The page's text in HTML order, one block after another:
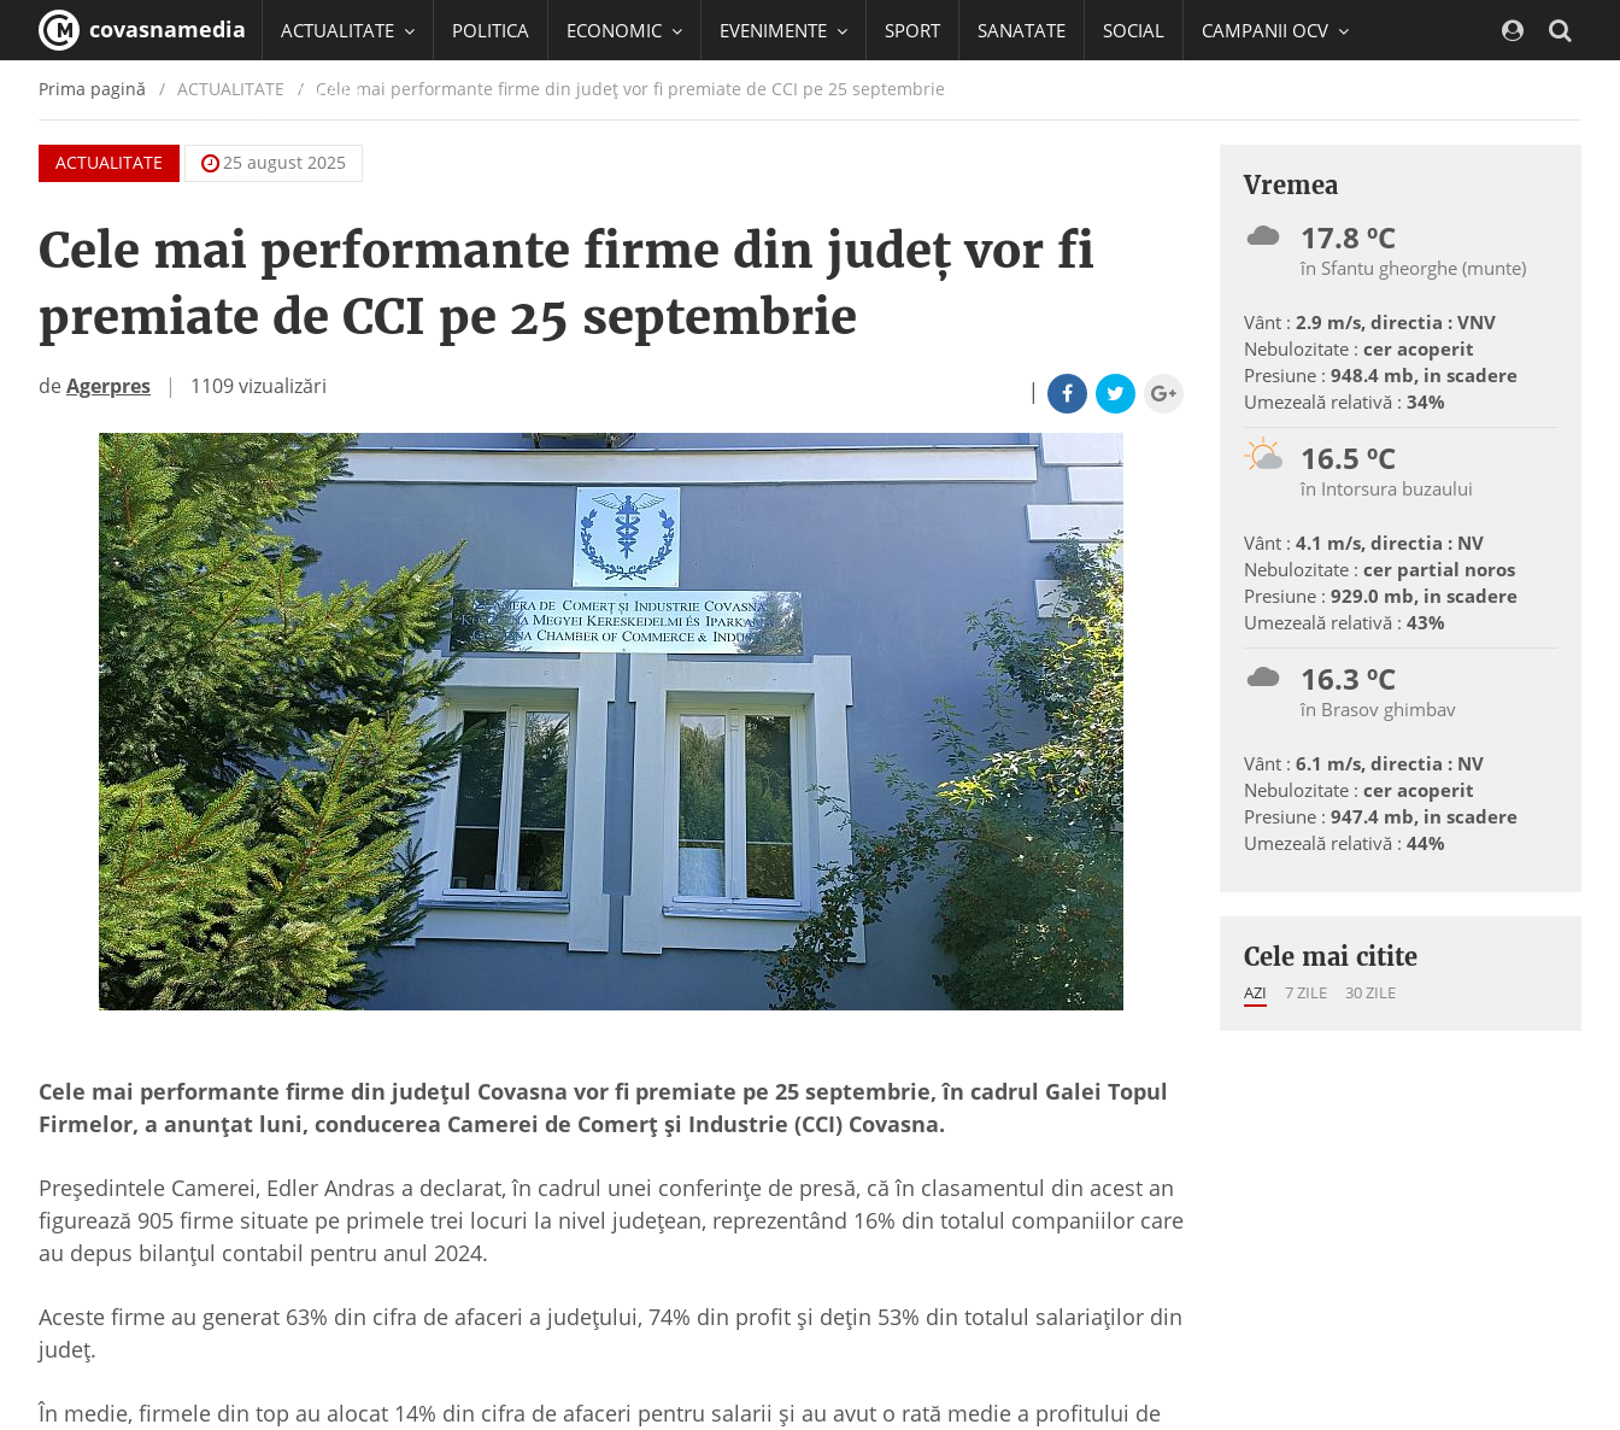
covasnamedia ACTUALITATE POLITICA ECONOMIC EVENIMENTE SPORT SANATATE SOCIAL CAMPANII OCV
EDUCATIE
Prima pagină ACTUALITATE / Cele mai performante firme din judeţ vor fi premiate de CCI pe 25 septembrie
ACTUALITATE 25 august 2025
Cele mai performante firme din judeţ vor fi
premiate de CCI pe 25 septembrie
|
deAgerpres | 1109 vizualizări
Cele mai performante firme din judeţul Covasna vor fi premiate pe 25 septembrie, în cadrul Galei Topul
Firmelor, a anunţat luni, conducerea Camerei de Comerţ şi Industrie (CCI) Covasna.
Preşedintele Camerei, Edler Andras a declarat, în cadrul unei conferinţe de presă, că în clasamentul din acest an
figurează 905 firme situate pe primele trei locuri la nivel judeţean, reprezentând 16% din totalul companiilor care
au depus bilanţul contabil pentru anul 2024.
Aceste firme au generat 63% din cifra de afaceri a judeţului, 74% din profit şi deţin 53% din totalul salariaţilor din
judeţ.
În medie, firmele din top au alocat 14% din cifra de afaceri pentru salarii şi au avut o rată medie a profitului de
Vremea
17.8 ºC
în Sfantu gheorghe (munte)
Vânt : 2.9 m/s, directia : VNV
Nebulozitate : cer acoperit
Presiune : 948.4 mb, in scadere
Umezeală relativă : 34%
16.5 ºC
în Intorsura buzaului
Vânt : 4.1 m/s, directia : NV
Nebulozitate : cer partial noros
Presiune : 929.0 mb, in scadere
Umezeală relativă : 43%
16.3 ºC
în Brasov ghimbav
Vânt : 6.1 m/s, directia : NV
Nebulozitate : cer acoperit
Presiune : 947.4 mb, in scadere
Umezeală relativă : 44%
Cele mai citite
AZI 7 ZILE 30 ZILE